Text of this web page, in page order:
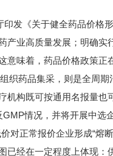
《关于健全药品价格形
产业高质量发展；明确
意味着，药品价格政策正
药品集采，则是全周期
机构既可按通用名报量
情况，并将开展中选
对正常报价企业形成“熔断
经在一定程度上体现：